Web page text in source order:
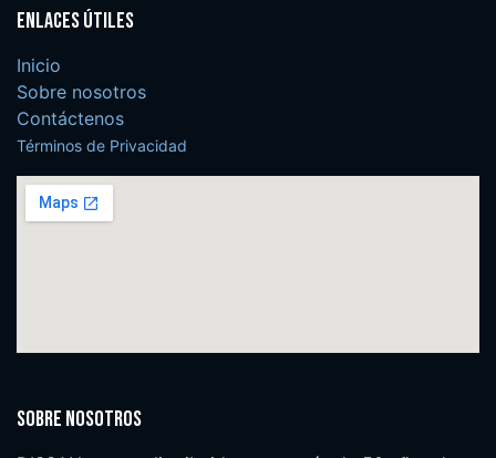
Enlaces útiles
Inicio
Sobre nosotros
Contáctenos
Términos de Privacidad
Sobre nosotros